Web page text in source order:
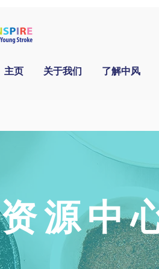
主页 关于我们 了解中风
资源中